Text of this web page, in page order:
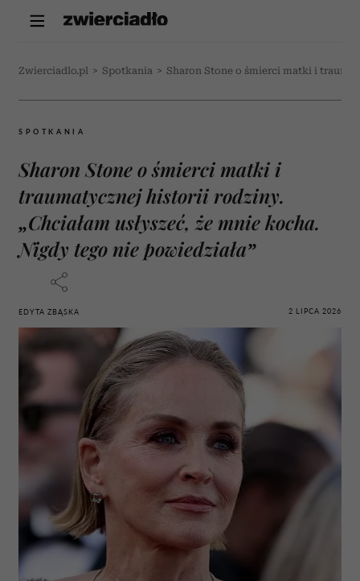
Zwierciadlo.pl > Spotkania > Sharon Stone o śmierci matki i
SPOTKANIA
Sharon Stone o śmierci matki i
traumatycznej historii rodziny.
„Chciałam usłyszeć, że mnie kocha.
Nigdy tego nie powiedziała”
EDYTA ZBĄSKA 2 LIPCA 2026